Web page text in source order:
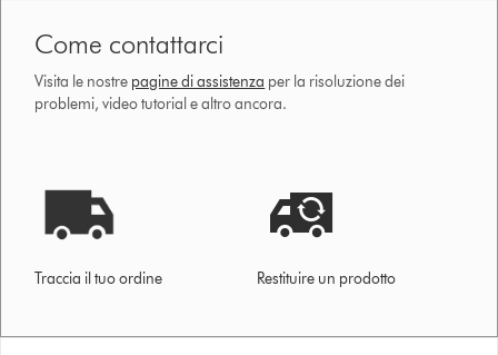
Come contattarci
Visita le nostre pagine di assistenza per la risoluzione dei
problemi, video tutorial e altro ancora.
Traccia il tuo ordine Restituire un prodotto